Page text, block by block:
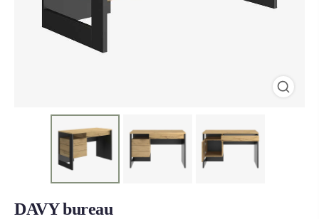
DAVY bureau